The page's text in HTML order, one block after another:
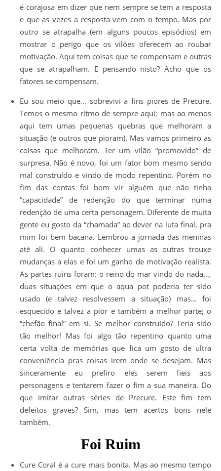
é corajosa em dizer que nem sempre se tem a resposta
e que as vezes a resposta vem com o tempo. Mas por
outro se atrapalha (em alguns poucos episódios) em
mostrar o perigo que os vilões oferecem ao roubar
motivação. Aqui tem coisas que se compensam e outras
que se atrapalham. E pensando nisto? Acho que os
fatores se compensam.
Eu sou meio que… sobrevivi a fins piores de Precure.
Temos o mesmo ritmo de sempre aqui; mas ao menos
aqui tem umas pequenas quebras que melhoram a
situação (e outros que pioram). Mas vamos primeiro as
coisas que melhoram. Ter um vilão “promovido” de
surpresa. Não é novo, foi um fator bom mesmo sendo
mal construído e vindo de modo repentino. Porém no
fim das contas foi bom vir alguém que não tinha
“capacidade” de redenção do que terminar numa
redenção de uma certa personagem. Diferente de muita
gente eu gosto da “chamada” ao dever na luta final, pra
mim foi bem bacana. Lembrou a jornada das meninas
até ali. O quanto conhecer umas as outras trouxe
mudanças a elas e foi um ganho de motivação realista.
As partes ruins foram: o reino do mar vindo do nada…,
duas situações em que o aqua pot poderia ter sido
usado (e talvez resolvessem a situação) mas… foi
esquecido e talvez a pior e também a melhor parte; o
“chefão final” em si. Se melhor construído? Teria sido
tão melhor! Mas foi algo tão repentino quanto uma
certa volta de memórias que fica um gosto de ultra
conveniência pras coisas irem onde se desejam. Mas
sinceramente eu prefiro eles serem fieis aos
personagens e tentarem fazer o fim a sua maneira. Do
que imitar outras séries de Precure. Este fim tem
defeitos graves? Sim, mas tem acertos bons nele
também.
Foi Ruim
Cure Coral é a cure mais bonita. Mas ao mesmo tempo